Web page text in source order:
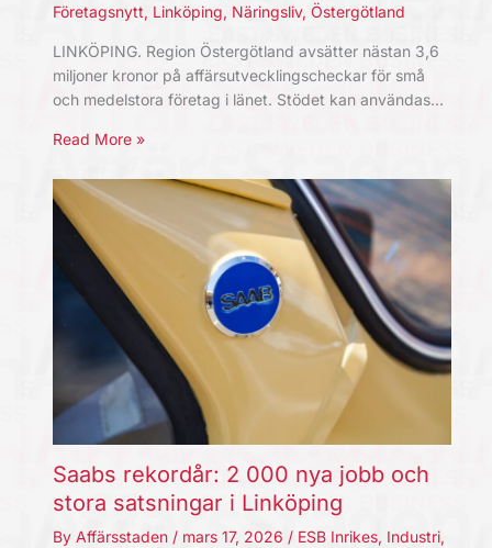
Företagsnytt, Linköping, Näringsliv, Östergötland
LINKÖPING. Region Östergötland avsätter nästan 3,6
miljoner kronor på affärsutvecklingscheckar för små
och medelstora företag i länet. Stödet kan användas…
Read More »
Saabs rekordår: 2 000 nya jobb och
stora satsningar i Linköping
By Affärsstaden / mars 17, 2026 / ESB Inrikes, Industri,